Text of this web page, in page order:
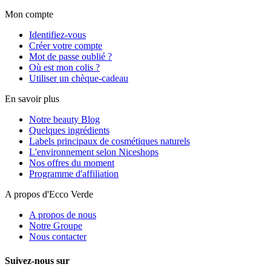
Mon compte
Identifiez-vous
Créer votre compte
Mot de passe oublié ?
Où est mon colis ?
Utiliser un chèque-cadeau
En savoir plus
Notre beauty Blog
Quelques ingrédients
Labels principaux de cosmétiques naturels
L'environnement selon Niceshops
Nos offres du moment
Programme d'affiliation
A propos d'Ecco Verde
A propos de nous
Notre Groupe
Nous contacter
Suivez-nous sur